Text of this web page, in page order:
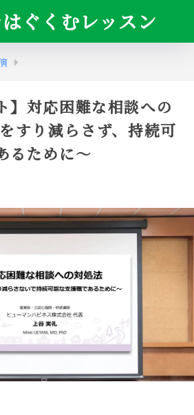
ぐくむレッスン
】対応困難な相談への
すり減らさず、持続可
るために〜